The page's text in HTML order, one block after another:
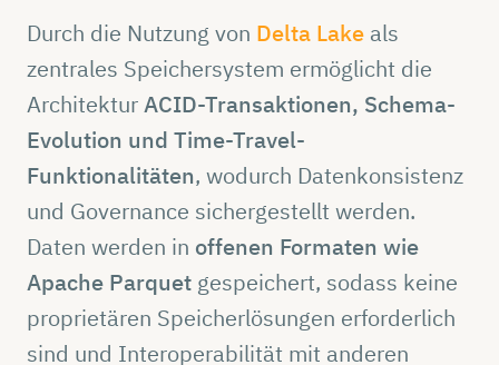
Durch die Nutzung von Delta Lake als
zentrales Speichersystem ermöglicht die
ArchitekturACID-Transaktionen, Schema-
Evolution und Time-Travel-
Funktionalitäten, wodurch Datenkonsistenz
und Governance sichergestellt werden.
Daten werden in offenen Formaten wie
Apache Parquet gespeichert, sodass keine
proprietären Speicherlösungen erforderlich
sind und Interoperabilität mit anderen